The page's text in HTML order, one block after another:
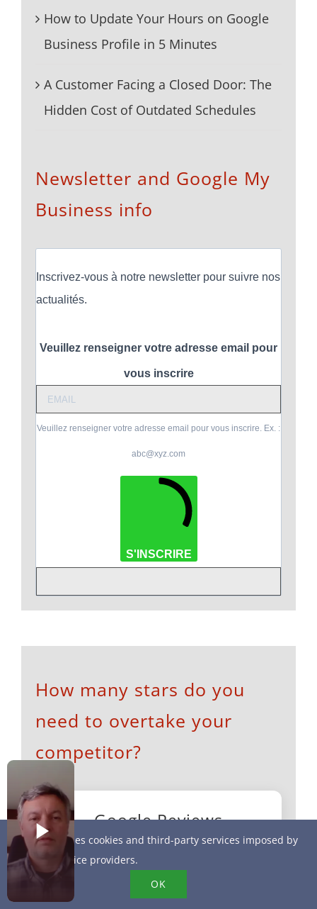
How to Update Your Hours on Google
Business Profile in 5 Minutes
A Customer Facing a Closed Door: The
Hidden Cost of Outdated Schedules
Newsletter and Google My
Business info
Inscrivez-vous à notre newsletter pour suivre nos
actualités.
Veuillez renseigner votre adresse email pour
vous inscrire
Veuillez renseigner votre adresse email pour vous inscrire. Ex. :
abc@xyz.com
S'INSCRIRE
How many stars do you
need to overtake your
competitor?
Google Reviews
Calculator
(e.g. 4.2)
This site uses cookies and third-party services imposed by
online service providers.
OK